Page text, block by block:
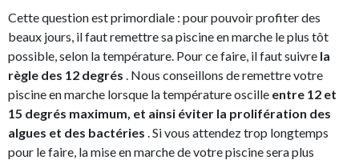
Cette question est primordiale : pour pouvoir profiter des
beaux jours, il faut remettre sa piscine en marche le plus tôt
possible, selon la température. Pour ce faire, il faut suivre la
règle des 12 degrés . Nous conseillons de remettre votre
piscine en marche lorsque la température oscille entre 12 et
15 degrés maximum, et ainsi éviter la prolifération des
algues et des bactéries . Si vous attendez trop longtemps
pour le faire, la mise en marche de votre piscine sera plus